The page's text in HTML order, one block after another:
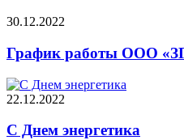
30.12.2022
График работы ООО
22.12.2022
С Днем энергетика